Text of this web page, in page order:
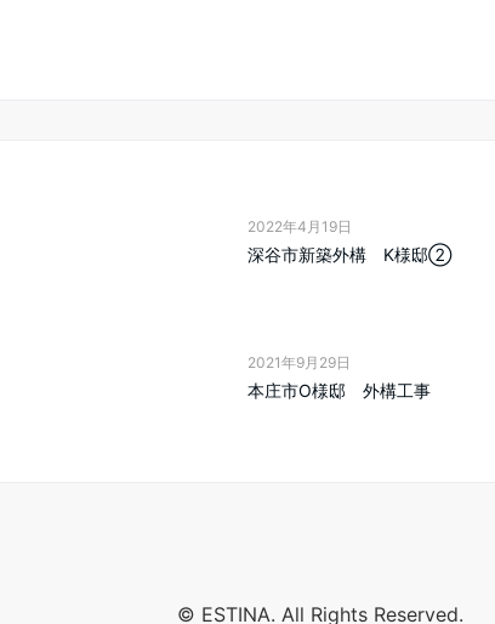
2022年4月19日
深谷市新築外構 K様邸②
2021年9月29日
本庄市O様邸 外構工事
© ESTINA. All Rights Reserved.